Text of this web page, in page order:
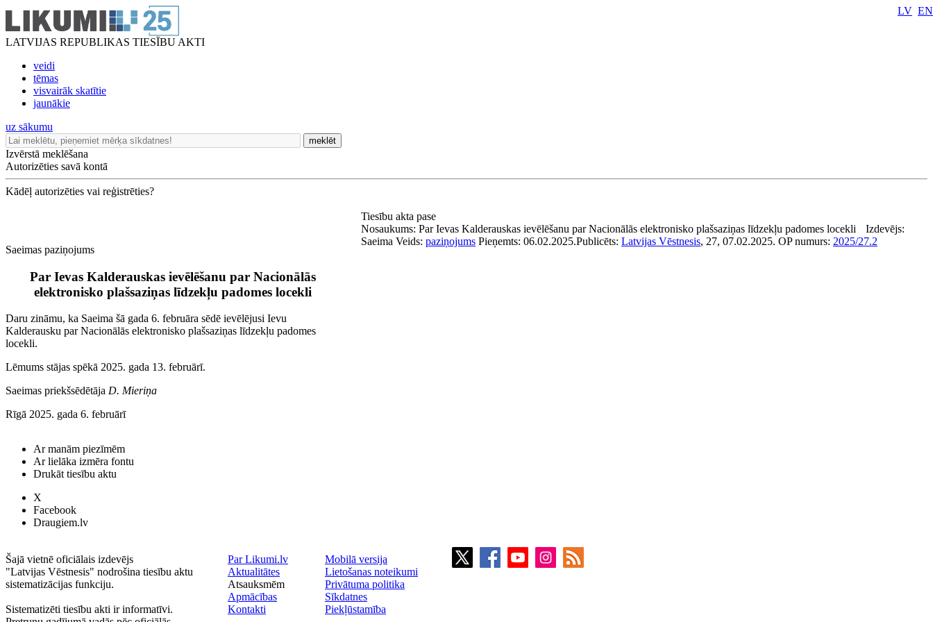
LATVIJAS REPUBLIKAS TIESĪBU AKTI
veidi
tēmas
visvairāk skatītie
jaunākie
LV EN
uz sākumu
meklēt
Izvērstā meklēšana
Autorizēties savā kontā
Kādēļ autorizēties vai reģistrēties?
Saeimas paziņojums
Par Ievas Kalderauskas ievēlēšanu par Nacionālās
elektronisko plašsaziņas līdzekļu padomes locekli
Daru zināmu, ka Saeima šā gada 6. februāra sēdē ievēlējusi Ievu
Kalderausku par Nacionālās elektronisko plašsaziņas līdzekļu padomes
locekli.
Lēmums stājas spēkā 2025. gada 13. februārī.
Saeimas priekšsēdētāja D. Mieriņa
Rīgā 2025. gada 6. februārī
Tiesību akta pase
Nosaukums: Par Ievas Kalderauskas ievēlēšanu par Nacionālās elektronisko plašsaziņas līdzekļu padomes locekli
Izdevējs:
Saeima Veids: paziņojums Pieņemts: 06.02.2025.Publicēts: Latvijas Vēstnesis, 27, 07.02.2025. OP numurs: 2025/27.2
Ar manām piezīmēm
Ar lielāka izmēra fontu
Drukāt tiesību aktu
X
Facebook
Draugiem.lv
Šajā vietnē oficiālais izdevējs
"Latvijas Vēstnesis" nodrošina tiesību aktu
sistematizācijas funkciju.
Sistematizēti tiesību akti ir informatīvi.
Par Likumi.lv
Aktualitātes
Atsauksmēm
Apmācības
Kontakti
Mobilā versija
Lietošanas noteikumi
Privātuma politika
Sīkdatnes
Piekļūstamība